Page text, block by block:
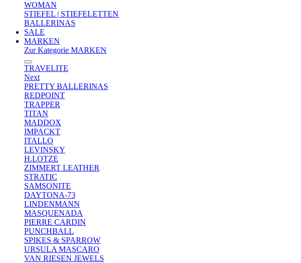
WOMAN
STIEFEL | STIEFELETTEN
BALLERINAS
SALE
MARKEN
Zur Kategorie MARKEN
TRAVELITE
Next
PRETTY BALLERINAS
REDPOINT
TRAPPER
TITAN
MADDOX
IMPACKT
ITALLO
LEVINSKY
H.LOTZE
ZIMMERT LEATHER
STRATIC
SAMSONITE
DAYTONA-73
LINDENMANN
MASQUENADA
PIERRE CARDIN
PUNCHBALL
SPIKES & SPARROW
URSULA MASCARO
VAN RIESEN JEWELS